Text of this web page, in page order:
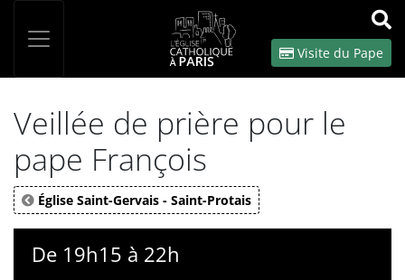
OK
Visite du Pape
Veillée de prière pour le
pape François
Église Saint-Gervais - Saint-Protais
De 19h15 à 22h
Panneau de gestion des cookies